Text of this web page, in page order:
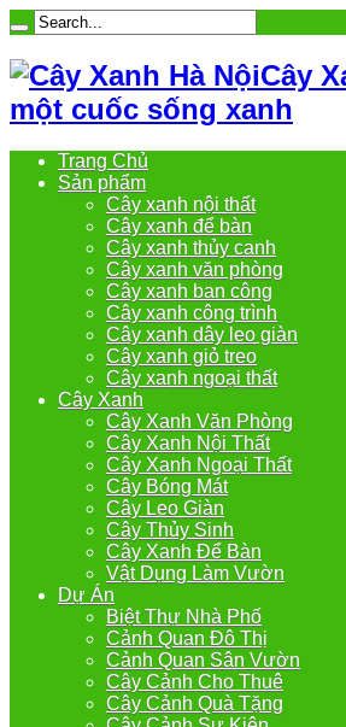
Cây
một cuốc sống xanh
Trang Chủ
Sản phẩm
Cây xanh nội thất
Cây xanh để bàn
Cây xanh thủy canh
Cây xanh văn phòng
Cây xanh ban công
Cây xanh công trình
Cây xanh dây leo giàn
Cây xanh giỏ treo
Cây xanh ngoại thất
Cây Xanh
Cây Xanh Văn Phòng
Cây Xanh Nội Thất
Cây Xanh Ngoại Thất
Cây Bóng Mát
Cây Leo Giàn
Cây Thủy Sinh
Cây Xanh Để Bàn
Vật Dụng Làm Vườn
Dự Án
Biệt Thự Nhà Phố
Cảnh Quan Đô Thị
Cảnh Quan Sân Vườn
Cây Cảnh Cho Thuê
Cây Cảnh Quà Tặng